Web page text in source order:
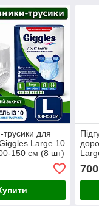
трусики для
Large 10
150 см (8 шт)
700